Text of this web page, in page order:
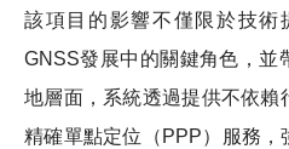
該項目的影響不僅限於技術
GNSS發展中的關鍵角色，並
地層面，系統透過提供不依
精確單點定位（PPP）服務